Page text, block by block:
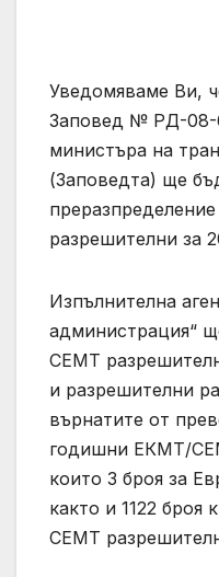
Уведомяваме Ви,
Заповед № РД-08-
министъра на
(Заповедта) ще
разрешителни за
Изпълнителна
администрация“
СЕМТ
и разрешителни
върнатите от
годишни ЕКМТ/
които 3 броя за
както и 1122
СЕМТ